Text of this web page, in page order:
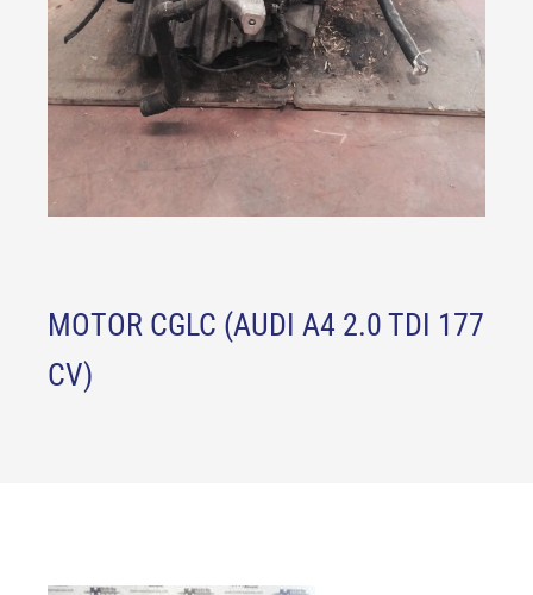
MOTOR CGLC (AUDI A4 2.0 TDI 177
CV)